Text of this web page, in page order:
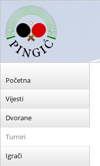
Početna
Vijesti
Dvorane
Turniri
Igrači